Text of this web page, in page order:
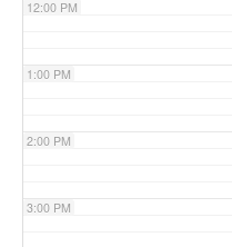
12:00 PM
1:00 PM
2:00 PM
3:00 PM